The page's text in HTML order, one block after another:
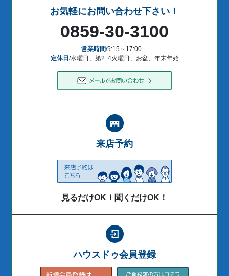
お気軽にお問い合わせ下さい！
0859-30-3100
営業時間/9:15～17:00
定休日 /水曜日、第2･4火曜日、お盆、年末年始
来店予約
見るだけOK！聞くだけOK！
ハウスドゥ会員登録